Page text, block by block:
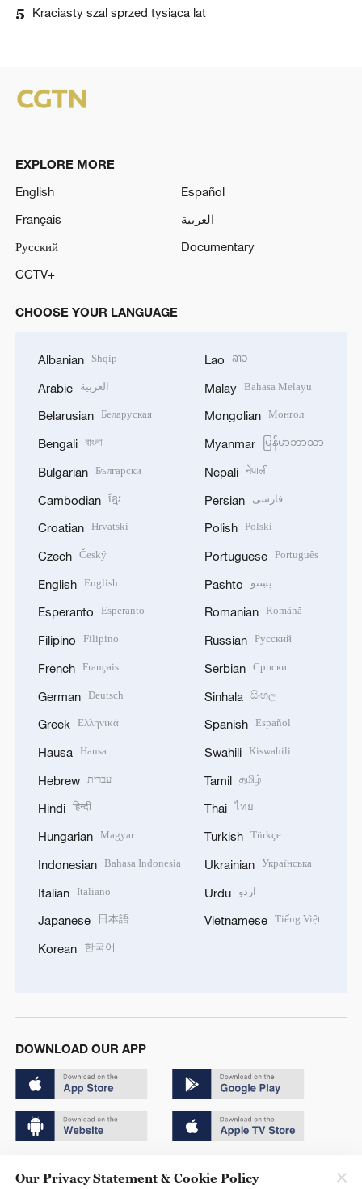
5 Kraciasty szal sprzed tysiąca lat
EXPLORE MORE
English
Español
Français
العربية
Русский
Documentary
CCTV+
CHOOSE YOUR LANGUAGE
Albanian Shqip
Arabic العربية
Belarusian Беларуская
Bengali বাংলা
Bulgarian Български
Cambodian ខ្មែរ
Croatian Hrvatski
Czech Český
English English
Esperanto Esperanto
Filipino Filipino
French Français
German Deutsch
Greek Ελληνικά
Hausa Hausa
Hebrew עברית
Hindi हिन्दी
Hungarian Magyar
Indonesian Bahasa Indonesia
Italian Italiano
Japanese 日本語
Korean 한국어
Lao ລາວ
Malay Bahasa Melayu
Mongolian Монгол
Myanmar မြန်မာဘာသာ
Nepali नेपाली
Persian فارسی
Polish Polski
Portuguese Português
Pashto پښتو
Romanian Română
Russian Русский
Serbian Српски
Sinhala සිංහල
Spanish Español
Swahili Kiswahili
Tamil தமிழ்
Thai ไทย
Turkish Türkçe
Ukrainian Українська
Urdu اردو
Vietnamese Tiếng Việt
DOWNLOAD OUR APP
Our Privacy Statement & Cookie Policy